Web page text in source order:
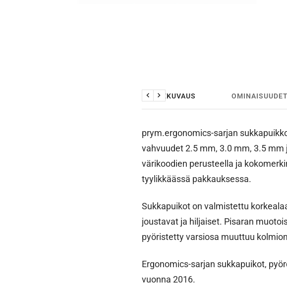
TUOTEKUVAUS OMINAISUUDET
Edellinen
Seuraava
prym.ergonomics-sarjan
vahvuudet 2.5 mm, 3.0 mm, 3.5
värikoodien perusteella ja
tyylikkäässä pakkauksessa.
Sukkapuikot on valmistettu
joustavat ja hiljaiset. Pisaran
pyöristetty varsiosa muuttuu
Ergonomics-sarjan sukkapuikot,
vuonna 2016.